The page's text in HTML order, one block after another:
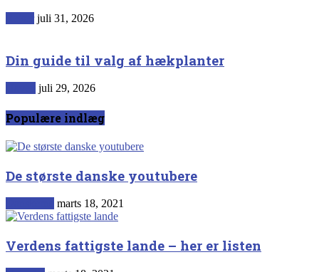
juli 31, 2026
Din guide til valg af hækplanter
juli 29, 2026
Populære indlæg
De største danske youtubere
marts 18, 2021
Verdens fattigste lande – her er listen